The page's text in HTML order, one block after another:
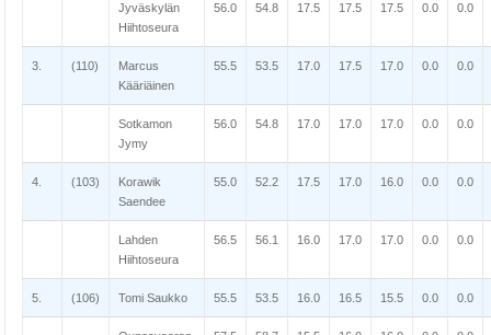
Jyväskylän
Hiihtoseura
56.0 54.8 17.5 17.5 17.5 0.0 0.0
3. (110)
Marcus
Kääriäinen
55.5 53.5 17.0 17.5 17.0 0.0 0.0
Sotkamon
Jymy
56.0 54.8 17.0 17.0 17.0 0.0 0.0
4. (103)
Korawik
Saendee
55.0 52.2 17.5 17.0 16.0 0.0 0.0
Lahden
Hiihtoseura
56.5 56.1 16.0 17.0 17.0 0.0 0.0
5. (106) Tomi Saukko 55.5 53.5 16.0 16.5 15.5 0.0 0.0